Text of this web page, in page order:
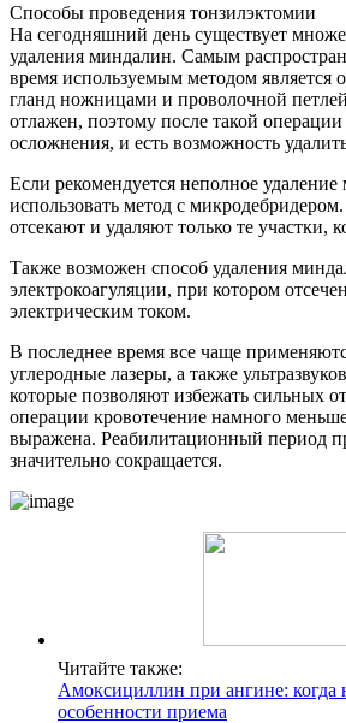
Способы проведения тонзилэктомии
На сегодняшний день существует
удаления миндалин. Самым
время используемым методом является
гланд ножницами и проволочной
отлажен, поэтому после такой
осложнения, и есть возможность
Если рекомендуется неполное
использовать метод с
отсекают и удаляют только те участки,
Также возможен способ удаления
электрокоагуляции, при котором
электрическим током.
В последнее время все чаще
углеродные лазеры, а также
которые позволяют избежать сильных
операции кровотечение намного
выражена. Реабилитационный период
значительно сокращается.
Читайте также:
Амоксициллин при ангине: когда
особенности приема